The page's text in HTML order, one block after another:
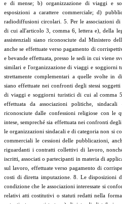
e di mense; b) organizzazione di viaggi e
esposizioni a carattere commerciale; d)
radiodiffusioni circolari. 5. Per le associazioni
di cui all'articolo 3, comma 6, lettera e), della
assistenziali siano riconosciute dal Ministero
anche se effettuate verso pagamento di
e bevande effettuata, presso le sedi in cui viene
similari e l'organizzazione di viaggi e soggiorni
strettamente complementari a quelle svolte in
siano effettuate nei confronti degli stessi
di viaggi e soggiorni turistici di cui al comma 5
effettuata da associazioni politiche,
riconosciute dalle confessioni religiose con le
intese, sempreché sia effettuata nei confronti
le organizzazioni sindacali e di categoria non si
commerciali le cessioni delle pubblicazioni,
riguardanti i contratti collettivi di lavoro, nonché
iscritti, associati o partecipanti in materia di
sul lavoro, effettuate verso pagamento di
costi di diretta imputazione. 8. Le
condizione che le associazioni interessate si
relativi atti costitutivi o statuti redatti nella